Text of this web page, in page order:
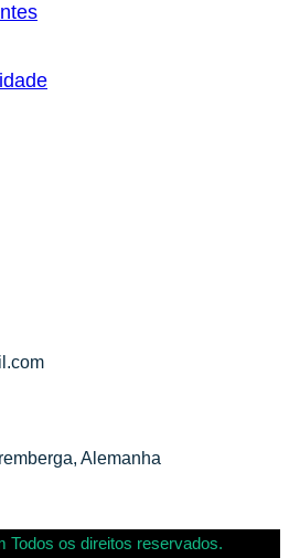
Alemanha
Todos os direitos reservados.